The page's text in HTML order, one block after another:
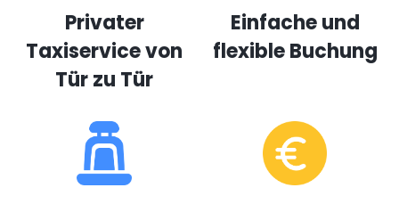
Privater
Taxiservice von
Tür zu Tür
Einfache und
flexible Buchung